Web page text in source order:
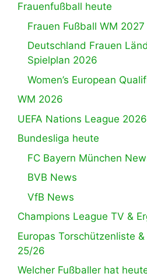
Frauenfußball heute
Frauen Fußball WM
Deutschland Frauen
Spielplan 2026
Women’s European
WM 2026
UEFA Nations League
Bundesliga heute
FC Bayern München
BVB News
VfB News
Champions League TV &
Europas Torschützenliste
25/26
Welcher Fußballer hat